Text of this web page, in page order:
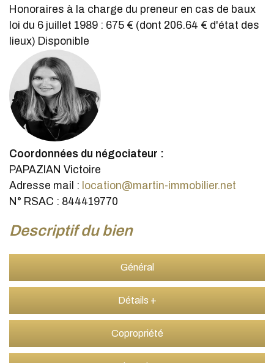
Honoraires à la charge du preneur en cas de baux
loi du 6 juillet 1989 : 675 € (dont 206.64 € d'état des
lieux) Disponible
Coordonnées du négociateur :
PAPAZIAN Victoire
Adresse mail : location@martin-immobilier.net
N° RSAC : 844419770
descriptif du bien
Général
Détails +
Copropriété